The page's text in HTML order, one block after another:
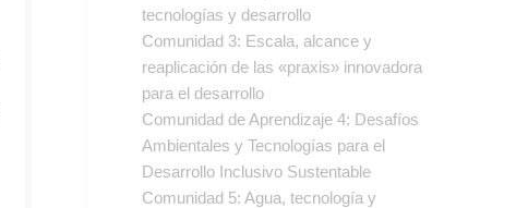
tecnologías y desarrollo
Comunidad 3: Escala, alcance y
reaplicación de las «praxis» innovadora
para el desarrollo
Comunidad de Aprendizaje 4: Desafíos
Ambientales y Tecnologías para el
Desarrollo Inclusivo Sustentable
Comunidad 5: Agua, tecnología y